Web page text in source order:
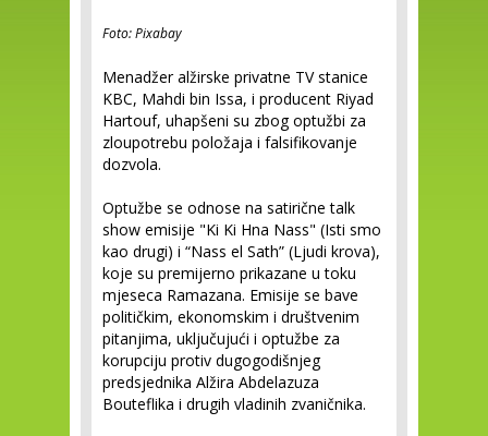
Foto: Pixabay
Menadžer alžirske privatne TV stanice
KBC, Mahdi bin Issa, i producent Riyad
Hartouf, uhapšeni su zbog optužbi za
zloupotrebu položaja i falsifikovanje
dozvola.
Optužbe se odnose na satirične talk
show emisije "Ki Ki Hna Nass" (Isti smo
kao drugi) i “Nass el Sath” (Ljudi krova),
koje su premijerno prikazane u toku
mjeseca Ramazana. Emisije se bave
političkim, ekonomskim i društvenim
pitanjima, uključujući i optužbe za
korupciju protiv dugogodišnjeg
predsjednika Alžira Abdelazuza
Bouteflika i drugih vladinih zvaničnika.